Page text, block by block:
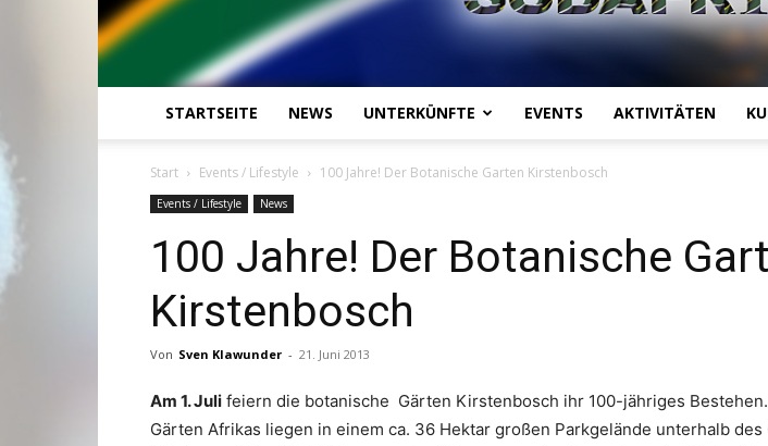
STARTSEITE NEWS UNTERKÜNFTE EVENTS AKTIVITÄTEN
Start Events / Lifestyle 100 Jahre! Der Botanische Garten Kirstenbosch
Events / Lifestyle News
100 Jahre! Der Botanische
Kirstenbosch
Von Sven Klawunder - 21. Juni 2013
Am 1. Juli feiern die botanische Gärten Kirstenbosch ihr 100-jähriges
Gärten Afrikas liegen in einem ca. 36 Hektar großen Parkgelände unterhalb des